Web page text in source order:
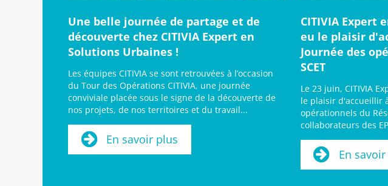
Une belle journée de partage et de
découverte chez CITIVIA Expert en
Solutions Urbaines !
Les équipes CITIVIA se sont retrouvées à l’occasion
du Tour des Opérations CITIVIA, une journée
conviviale placée sous le signe de la découverte de
nos projets, de nos territoires et du travail...
En savoir plus
CITIVIA Expert
eu le plaisir
Journée des
SCET
Le 23 juin, CITIVIA
le plaisir d'accueillir
opérationnels du
collaborateurs des
En